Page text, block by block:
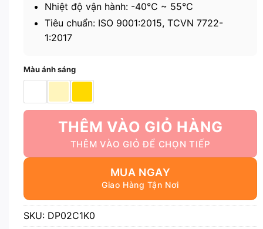
Nhiệt độ vận hành: -40℃ ~ 55℃
Tiêu chuẩn: ISO 9001:2015, TCVN 7722-
1:2017
Màu ánh sáng
THÊM VÀO GIỎ HÀNG
MUA NGAY
SKU: DP02C1K0